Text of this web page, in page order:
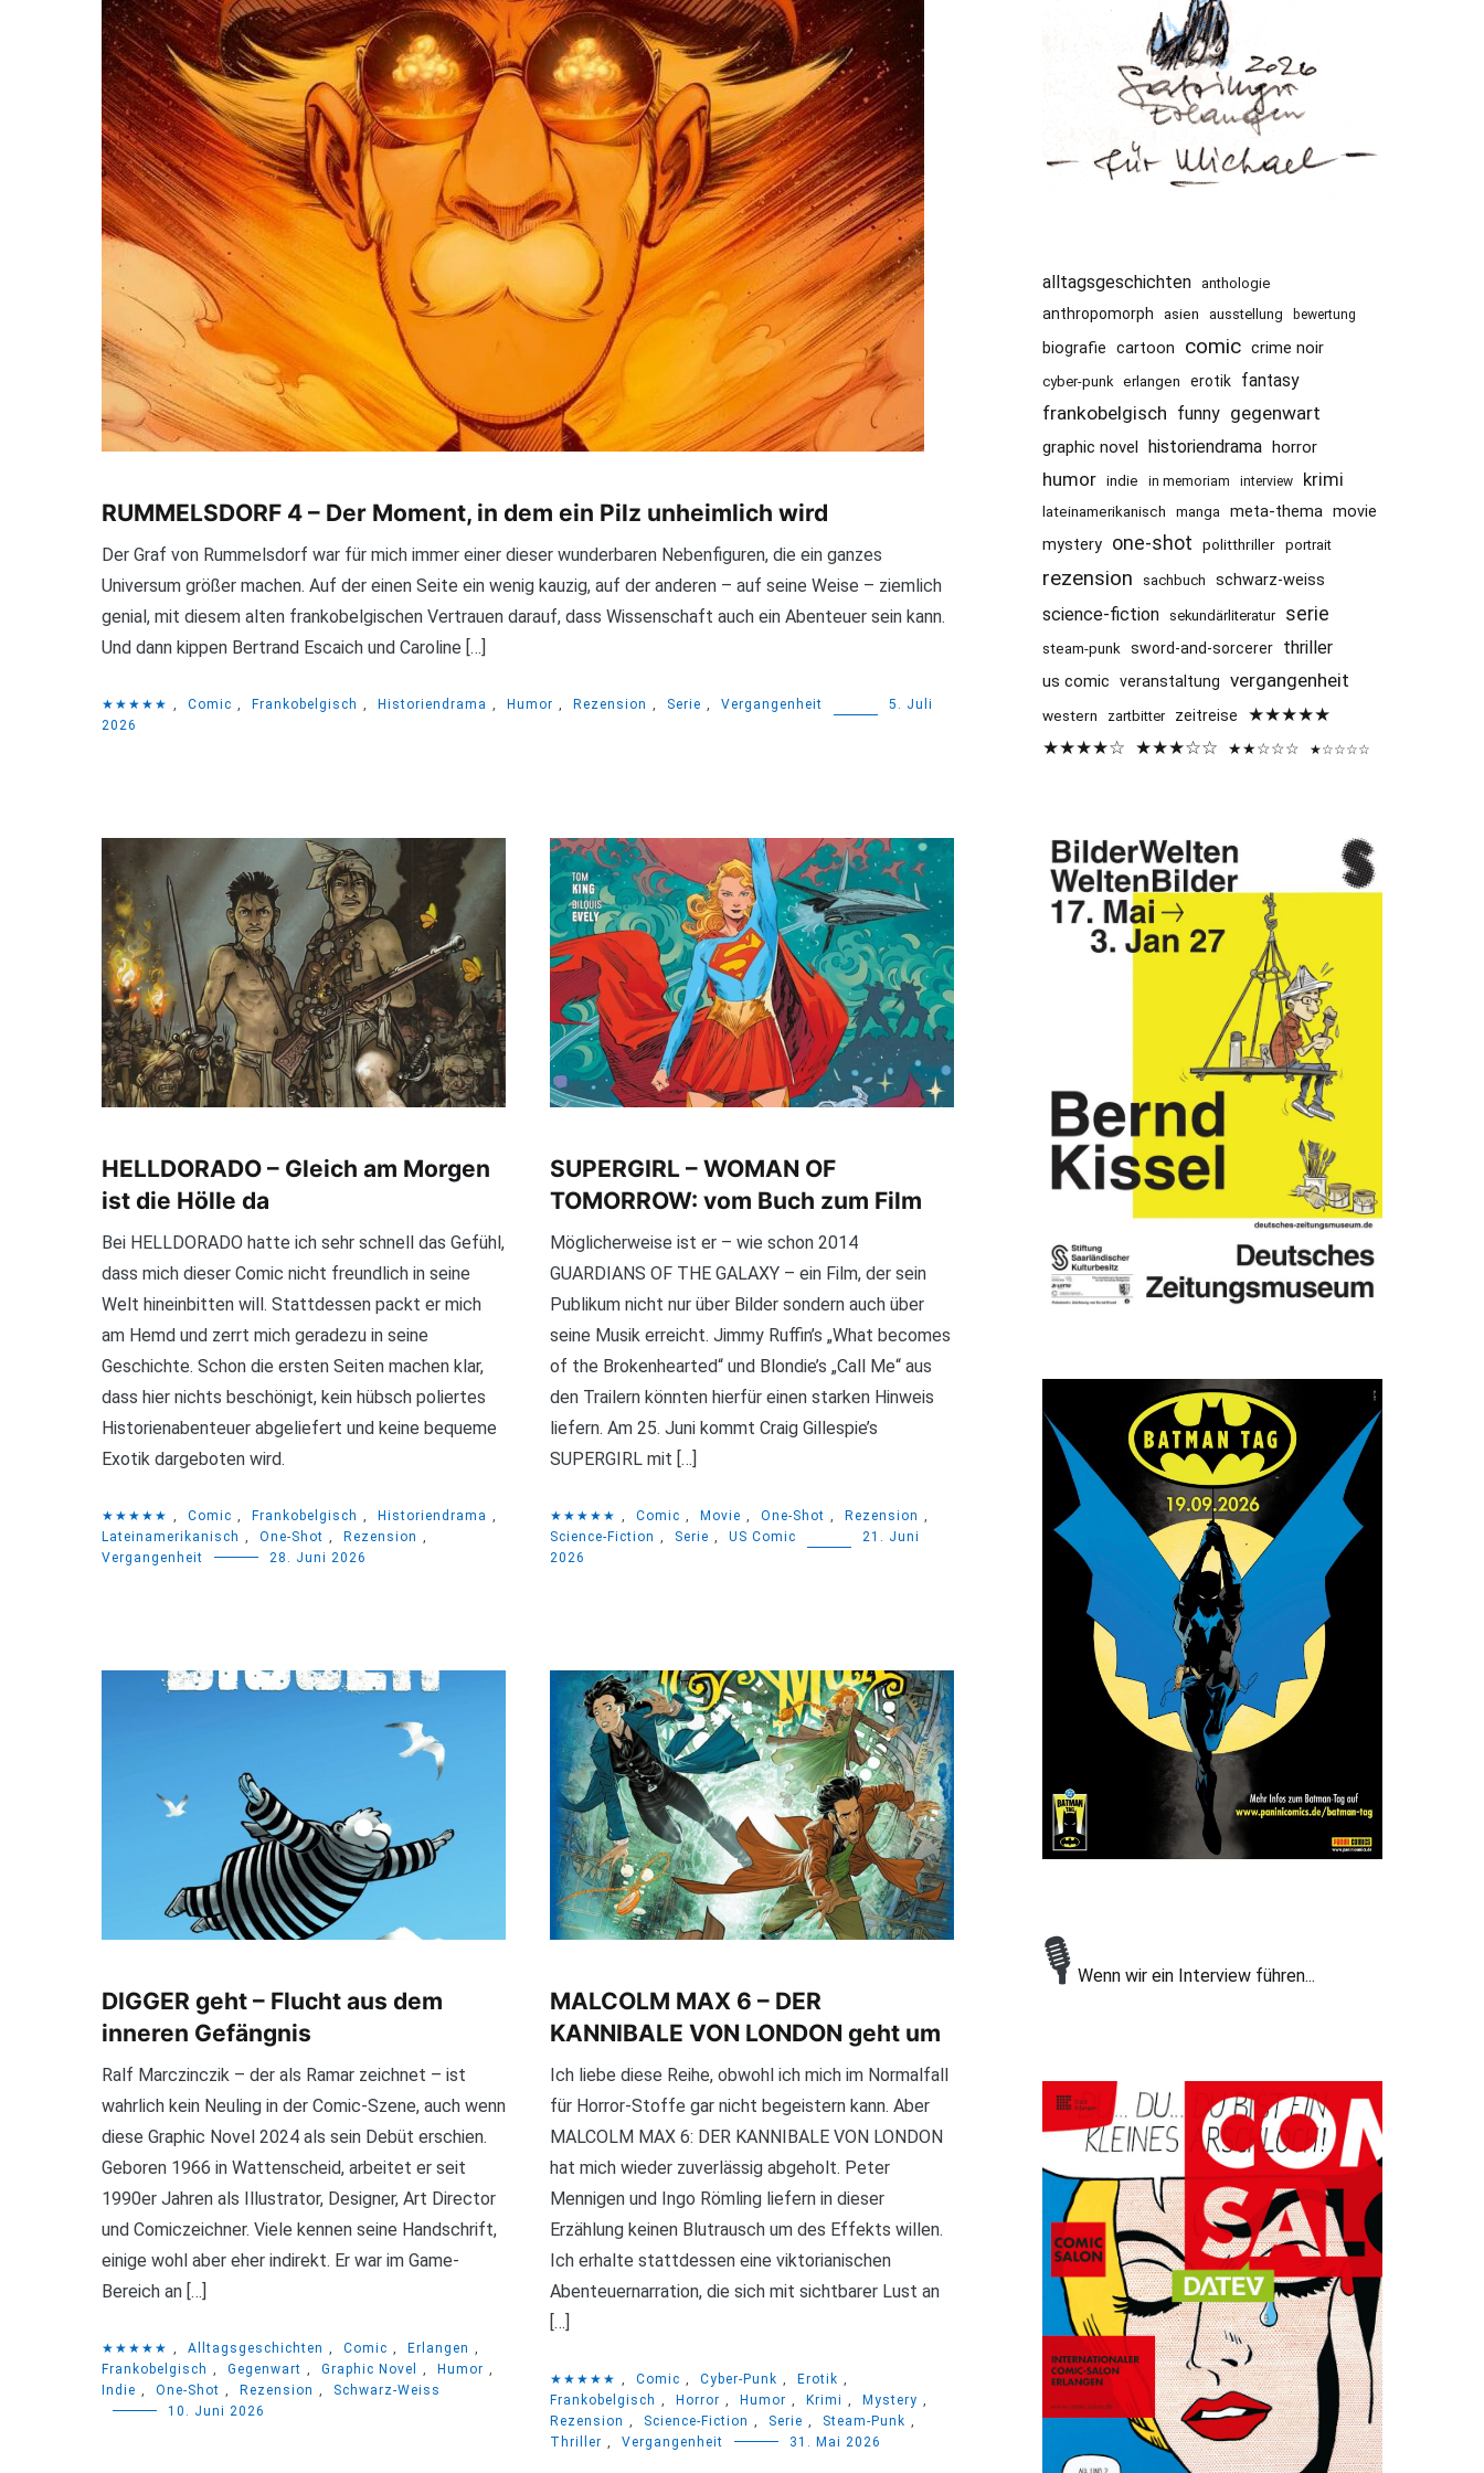
RUMMELSDORF 4 – Der Moment, in dem ein Pilz unheimlich wird
Der Graf von Rummelsdorf war für mich immer einer dieser wunderbaren Nebenfiguren, die ein ganzes
Universum größer machen. Auf der einen Seite ein wenig kauzig, auf der anderen – auf seine Weise – ziemlich
genial, mit diesem alten frankobelgischen Vertrauen darauf, dass Wissenschaft auch ein Abenteuer sein kann.
Und dann kippen Bertrand Escaich und Caroline […]
★★★★★ , Comic , Frankobelgisch , Historiendrama , Humor , Rezension , Serie , Vergangenheit
5. Juli
2026
HELLDORADO – Gleich am Morgen
ist die Hölle da
Bei HELLDORADO hatte ich sehr schnell das Gefühl,
dass mich dieser Comic nicht freundlich in seine
Welt hineinbitten will. Stattdessen packt er mich
am Hemd und zerrt mich geradezu in seine
Geschichte. Schon die ersten Seiten machen klar,
dass hier nichts beschönigt, kein hübsch poliertes
Historienabenteuer abgeliefert und keine bequeme
Exotik dargeboten wird.
★★★★★ , Comic , Frankobelgisch , Historiendrama ,
Lateinamerikanisch , One-Shot , Rezension ,
Vergangenheit
28. Juni 2026
SUPERGIRL – WOMAN OF
TOMORROW: vom Buch zum Film
Möglicherweise ist er – wie schon 2014
GUARDIANS OF THE GALAXY – ein Film, der sein
Publikum nicht nur über Bilder sondern auch über
seine Musik erreicht. Jimmy Ruffin’s „What becomes
of the Brokenhearted“ und Blondie’s „Call Me“ aus
den Trailern könnten hierfür einen starken Hinweis
liefern. Am 25. Juni kommt Craig Gillespie’s
SUPERGIRL mit […]
★★★★★ , Comic , Movie , One-Shot , Rezension ,
Science-Fiction , Serie , US Comic
21. Juni
2026
DIGGER geht – Flucht aus dem
inneren Gefängnis
Ralf Marczinczik – der als Ramar zeichnet – ist
wahrlich kein Neuling in der Comic-Szene, auch wenn
diese Graphic Novel 2024 als sein Debüt erschien.
Geboren 1966 in Wattenscheid, arbeitet er seit
1990er Jahren als Illustrator, Designer, Art Director
und Comiczeichner. Viele kennen seine Handschrift,
einige wohl aber eher indirekt. Er war im Game-
Bereich an […]
★★★★★ , Alltagsgeschichten , Comic , Erlangen ,
Frankobelgisch , Gegenwart , Graphic Novel , Humor ,
Indie , One-Shot , Rezension ,
Schwarz-Weiss
10. Juni 2026
MALCOLM MAX 6 – DER
KANNIBALE VON LONDON geht um
Ich liebe diese Reihe, obwohl ich mich im Normalfall
für Horror-Stoffe gar nicht begeistern kann. Aber
MALCOLM MAX 6: DER KANNIBALE VON LONDON
hat mich wieder zuverlässig abgeholt. Peter
Mennigen und Ingo Römling liefern in dieser
Erzählung keinen Blutrausch um des Effekts willen.
Ich erhalte stattdessen eine viktorianischen
Abenteuernarration, die sich mit sichtbarer Lust an
[…]
★★★★★ , Comic , Cyber-Punk , Erotik ,
Frankobelgisch , Horror , Humor , Krimi , Mystery ,
Rezension , Science-Fiction , Serie , Steam-Punk ,
Thriller , Vergangenheit 31. Mai 2026
alltagsgeschichten anthologie
anthropomorph asien ausstellung bewertung
biografie cartoon comic crime noir
cyber-punk erlangen erotik fantasy
frankobelgisch funny gegenwart
graphic novel historiendrama horror
humor indie in memoriam interview krimi
lateinamerikanisch manga meta-thema movie
mystery one-shot politthriller portrait
rezension sachbuch schwarz-weiss
science-fiction sekundärliteratur serie
steam-punk sword-and-sorcerer thriller
us comic veranstaltung vergangenheit
western zartbitter zeitreise
★★★★★
★★★★☆ ★★★☆☆ ★★☆☆☆ ★☆☆☆☆
🎙 Wenn wir ein Interview führen...